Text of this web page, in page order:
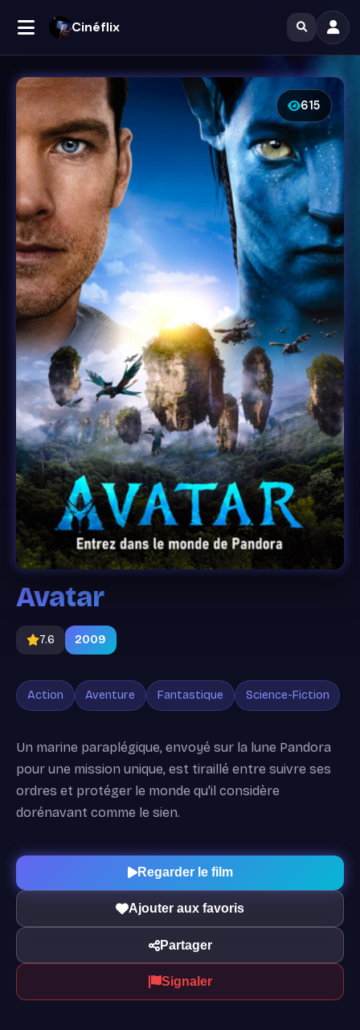
Cinéflix
615
Avatar
7.6 2009
Action Aventure Fantastique Science-Fiction
Un marine paraplégique, envoyé sur la lune Pandora
pour une mission unique, est tiraillé entre suivre ses
ordres et protéger le monde qu'il considère
dorénavant comme le sien.
Regarder le film
Ajouter aux favoris
Partager
Signaler